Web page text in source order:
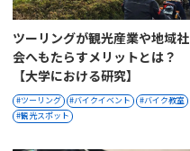
ツーリングが観光産業や地域社
会へもたらすメリットとは？
【大学における研究】
ツーリング バイクイベント
バイク教室
観光スポット